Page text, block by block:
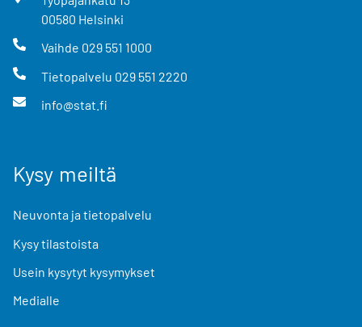
00580 Helsinki
Vaihde 029 551 1000
Tietopalvelu 029 551 2220
info@stat.fi
Kysy meiltä
Neuvonta ja tietopalvelu
Kysy tilastoista
Usein kysytyt kysymykset
Medialle